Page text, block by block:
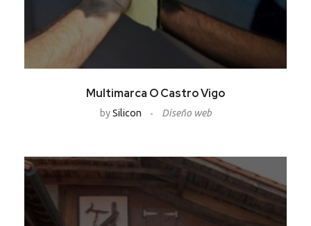
Multimarca O Castro Vigo
by Silicon Diseño web